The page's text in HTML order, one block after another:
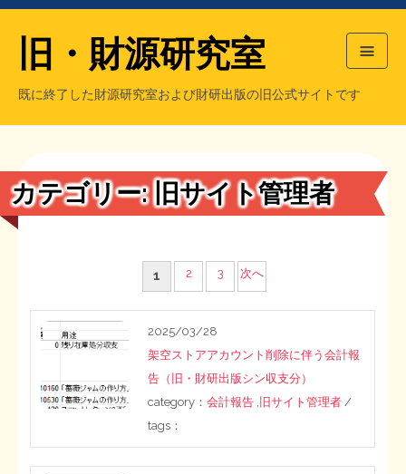
シン財源はあなたです／合同誌／旧・サブカル分室
日本経済を解説するヤンキー／MIHANAマンガ／旧・財研出版
もっと知りたい方へ
マネクリ戦士 RED & BLACK
MMTの学習資料
旧・財源研究室
既に終了した財源研究室および財研出版の旧公式サイトです
会計報告
会計報告
カテゴリー: 旧サイト管理者
稿
の
ペ
ー
ジ
1 2 3 次へ
2025/03/28
架空ストアアカウント削除に伴う会計報
告（旧・財研出版シン収支分）
category：会計報告 , 旧サイト管理者 /
tags：